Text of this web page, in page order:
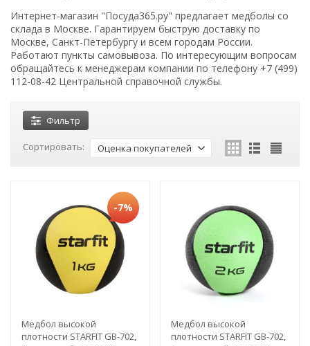
Интернет-магазин "Посуда365.ру" предлагает медболы со
склада в Москве. Гарантируем быструю доставку по
Москве, Санкт-Петербургу и всем городам России.
Работают пункты самовывоза. По интересующим вопросам
обращайтесь к менеджерам компании по телефону +7 (499)
112-08-42 Центральной справочной службы.
Фильтр
Сортировать: Оценка покупателей
-7%
Медбол высокой
плотности STARFIT GB-702,
Медбол высокой
плотности STARFIT GB-702,